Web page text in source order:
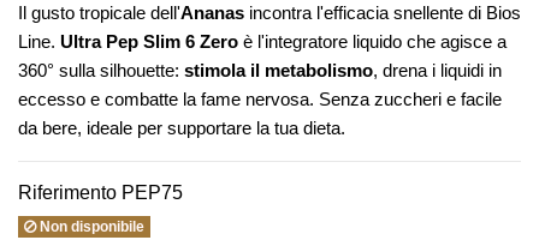
Il gusto tropicale dell'Ananas incontra l'efficacia snellente di Bios
Line. Ultra Pep Slim 6 Zero è l'integratore liquido che agisce a
360° sulla silhouette: stimola il metabolismo, drena i liquidi in
eccesso e combatte la fame nervosa. Senza zuccheri e facile
da bere, ideale per supportare la tua dieta.
Riferimento PEP75
Non disponibile